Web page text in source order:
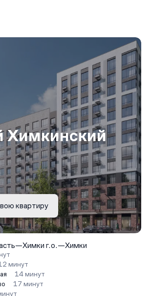
Химкинский
квартиру
—Химки г.о.—Химки
минут
14 минут
17 минут